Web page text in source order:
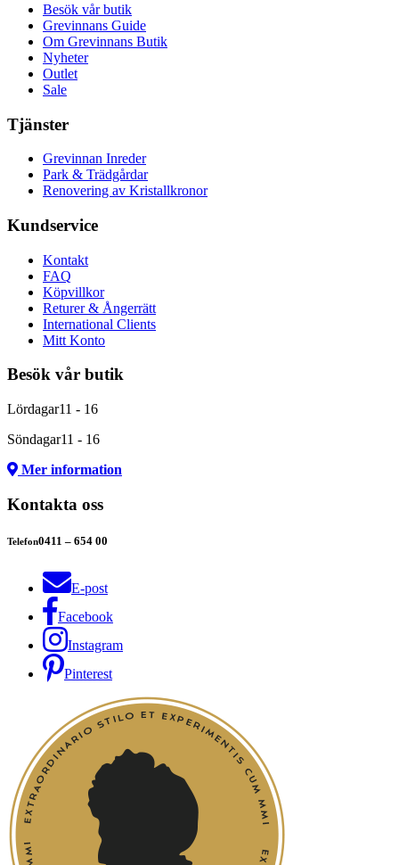
Besök vår butik
Grevinnans Guide
Om Grevinnans Butik
Nyheter
Outlet
Sale
Tjänster
Grevinnan Inreder
Park & Trädgårdar
Renovering av Kristallkronor
Kundservice
Kontakt
FAQ
Köpvillkor
Returer & Ångerrätt
International Clients
Mitt Konto
Besök vår butik
Lördagar11 - 16
Söndagar11 - 16
Mer information
Kontakta oss
Telefon0411 – 654 00
E-post
Facebook
Instagram
Pinterest